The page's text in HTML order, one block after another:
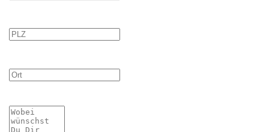
PLZ
Ort
Mitteilung